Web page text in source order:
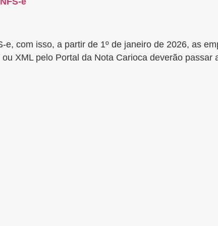
com isso, a partir de 1º de janeiro de 2026, as
XML pelo Portal da Nota Carioca deverão passar